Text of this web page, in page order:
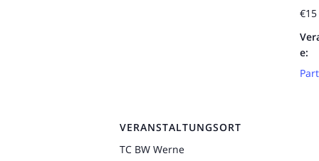
€15
e:
VERANSTALTUNGSORT
TC BW Werne